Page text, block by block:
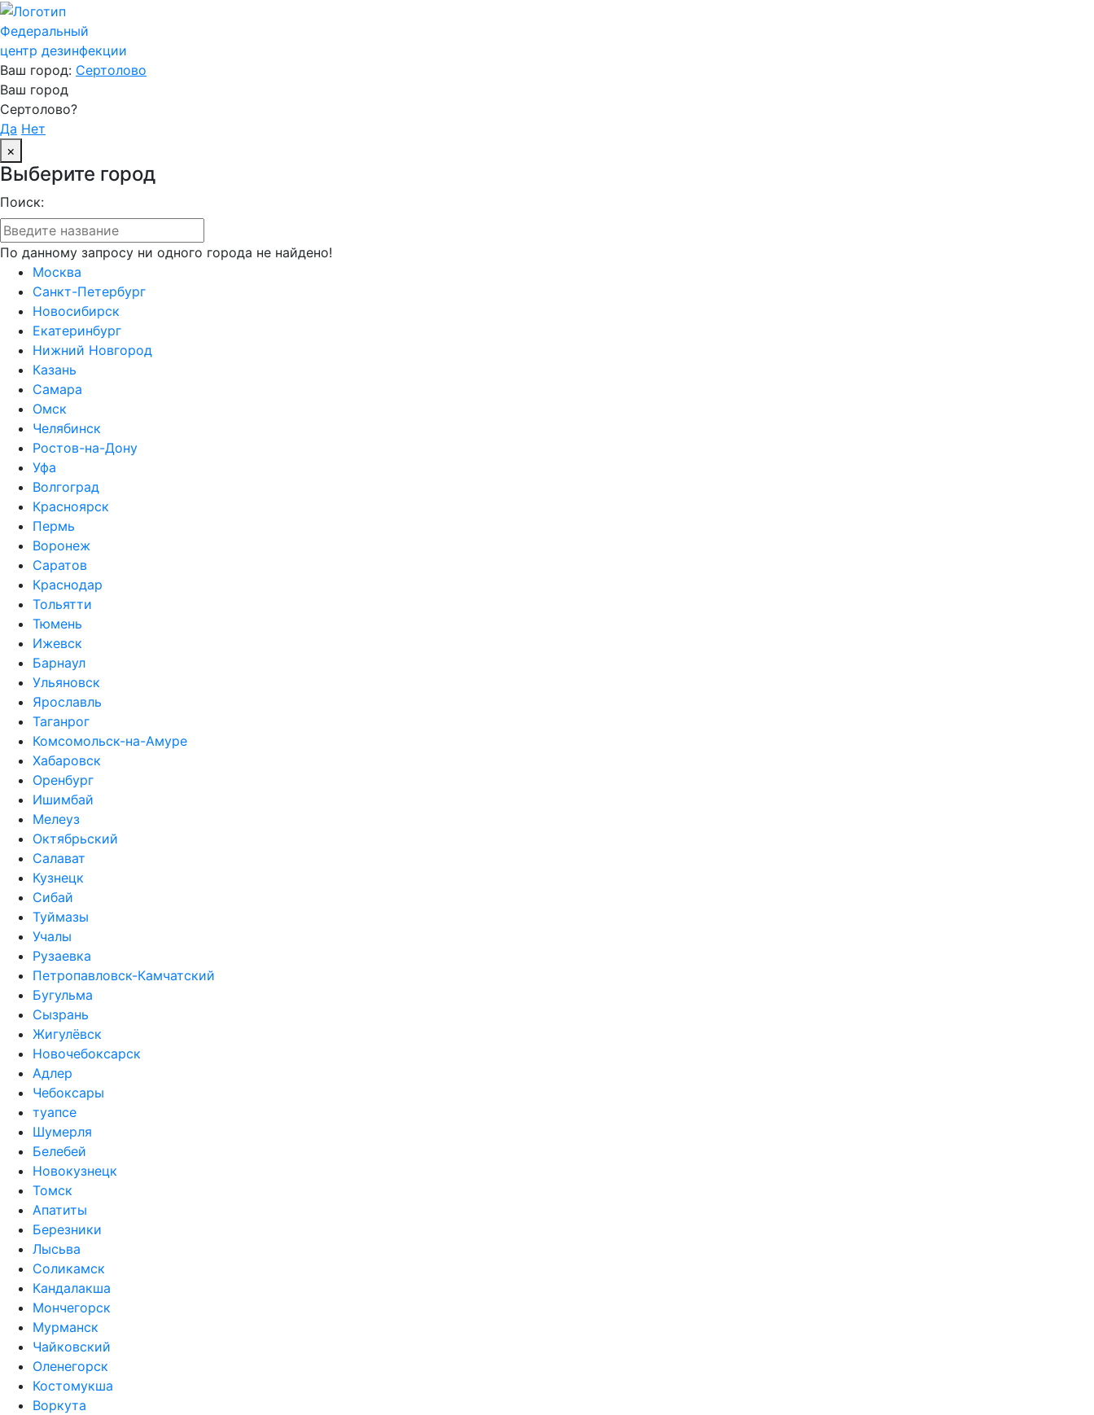
Федеральный
центр дезинфекции
Ваш город: Сертолово
Ваш город
Сертолово?
Да Нет
×
Выберите город
Поиск:
По данному запросу ни одного города не найдено!
Москва
Санкт-Петербург
Новосибирск
Екатеринбург
Нижний Новгород
Казань
Самара
Омск
Челябинск
Ростов-на-Дону
Уфа
Волгоград
Красноярск
Пермь
Воронеж
Саратов
Краснодар
Тольятти
Тюмень
Ижевск
Барнаул
Ульяновск
Ярославль
Таганрог
Комсомольск-на-Амуре
Хабаровск
Оренбург
Ишимбай
Мелеуз
Октябрьский
Салават
Кузнецк
Сибай
Туймазы
Учалы
Рузаевка
Петропавловск-Камчатский
Бугульма
Сызрань
Жигулёвск
Новочебоксарск
Адлер
Чебоксары
туапсе
Шумерля
Белебей
Новокузнецк
Томск
Апатиты
Березники
Лысьва
Соликамск
Кандалакша
Мончегорск
Мурманск
Чайковский
Оленегорск
Костомукша
Воркута